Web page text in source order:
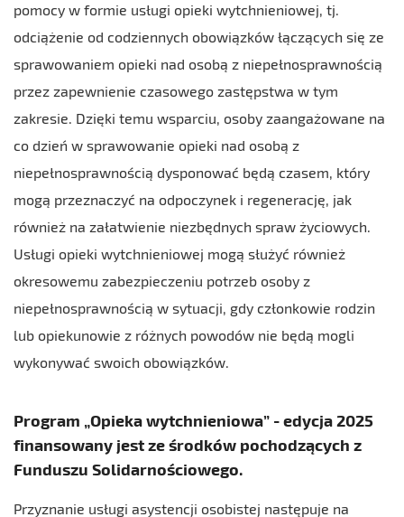
pomocy w formie usługi opieki wytchnieniowej, tj.
odciążenie od codziennych obowiązków łączących się ze
sprawowaniem opieki nad osobą z niepełnosprawnością
przez zapewnienie czasowego zastępstwa w tym
zakresie. Dzięki temu wsparciu, osoby zaangażowane na
co dzień w sprawowanie opieki nad osobą z
niepełnosprawnością dysponować będą czasem, który
mogą przeznaczyć na odpoczynek i regenerację, jak
również na załatwienie niezbędnych spraw życiowych.
Usługi opieki wytchnieniowej mogą służyć również
okresowemu zabezpieczeniu potrzeb osoby z
niepełnosprawnością w sytuacji, gdy członkowie rodzin
lub opiekunowie z różnych powodów nie będą mogli
wykonywać swoich obowiązków.
Program „Opieka wytchnieniowa” - edycja 2025
finansowany jest ze środków pochodzących z
Funduszu Solidarnościowego.
Przyznanie usługi asystencji osobistej następuje na